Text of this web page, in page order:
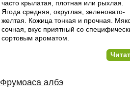
часто крылатая, плотная или рыхлая.
Ягода средняя, ок­руглая, зеленовато-
желтая. Кожица тонкая и прочная.
соч­ная, вкус приятный со
сортовым ароматом.
Фрумоаса албэ